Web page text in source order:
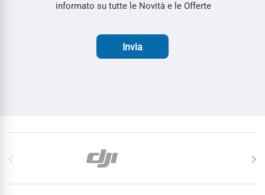
informato su tutte le Novità e le Offerte
Invia